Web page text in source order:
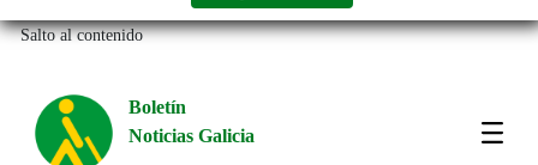
Salto al contenido
Boletín
Noticias Galicia